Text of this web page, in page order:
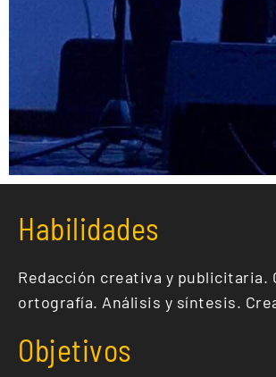
Habilidades
Redacción creativa y publicitaria.
ortografía. Análisis y síntesis.
Objetivos